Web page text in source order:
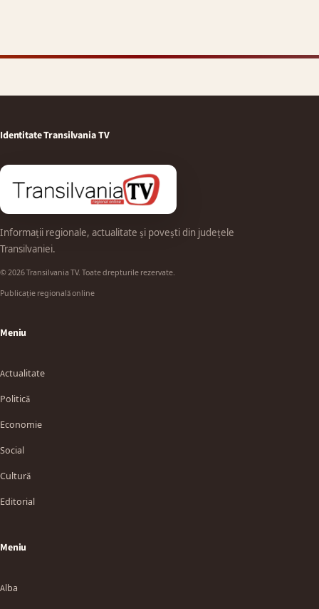
Identitate Transilvania TV
Informații regionale, actualitate și povești din județele
Transilvaniei.
© 2026 Transilvania TV. Toate drepturile rezervate.
Publicație regională online
Meniu
Actualitate
Politică
Economie
Social
Cultură
Editorial
Meniu
Alba